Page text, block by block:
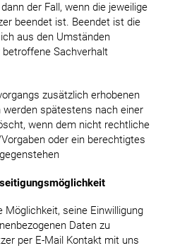
der Fall, wenn die jeweilige
beendet ist. Beendet ist die
aus den Umständen
Sachverhalt
zusätzlich erhobenen
werden spätestens nach einer
wenn dem nicht rechtliche
oder ein berechtigtes
Möglichkeit, seine Einwilligung
Daten zu
per E-Mail Kontakt mit uns